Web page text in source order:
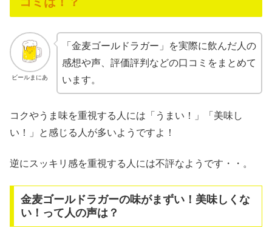
ビールまにあ
「金麦ゴールドラガー」を実際に飲んだ人の
感想や声、評価評判などの口コミをまとめて
います。
コクやうま味を重視する人には「うまい！」「美味し
い！」と感じる人が多いようですよ！
逆にスッキリ感を重視する人には不評なようです・・。
金麦ゴールドラガーの味がまずい！美味しくな
い！って人の声は？